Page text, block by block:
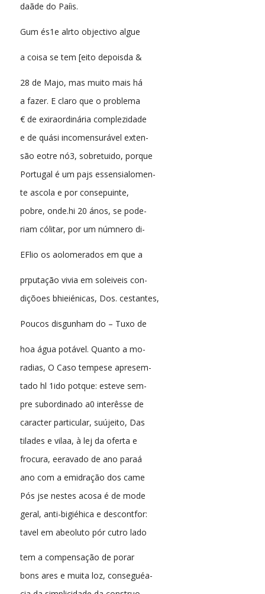
daãde do Paíis.
Gum és1e alrto objectivo algue
a coisa se tem [eito depoisda &
28 de Majo, mas muito mais há
a fazer. E claro que o problema
€ de exiraordinária complezidade
e de quási incomensurável exten-
são eotre nó3, sobretuido, porque
Portugal é um pajs essensialomen-
te ascola e por consepuinte,
pobre, onde.hi 20 ános, se pode-
riam cólitar, por um númnero di-
EFlio os aolomerados em que a
prputação vivia em soleiveis con-
diçõoes bhieiénicas, Dos. cestantes,
Poucos disgunham do – Tuxo de
hoa água potável. Quanto a mo-
radias, O Caso tempese apresem-
tado hl 1ido potque: esteve sem-
pre subordinado a0 interêsse de
caracter particular, suújeito, Das
tilades e vilaa, à lej da oferta e
frocura, eeravado de ano paraá
ano com a emidração dos came
Pós jse nestes acosa é de mode
geral, anti-bigiéhica e descontfor:
tavel em abeoluto pór cutro lado
tem a compensação de porar
bons ares e muita loz, conseguéa-